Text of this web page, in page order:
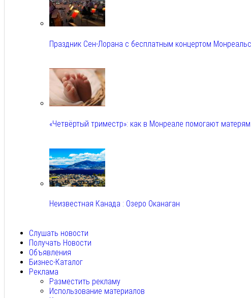
Праздник Сен-Лорана с бесплатным концертом
«Четвёртый триместр»: как в Монреале помогают
Неизвестная Канада : Озеро Оканаган
Слушать новости
Получать Новости
Объявления
Бизнес-Каталог
Реклама
Разместить рекламу
Использование материалов